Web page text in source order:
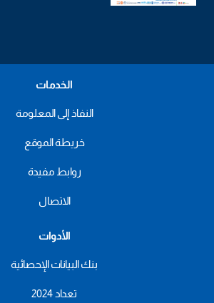
الخدمات
النفاذ إلى المعلومة
خريطة الموقع
روابط مفيدة
الاتصال
الأدوات
بنك البيانات الإحصائية
تعداد 2024